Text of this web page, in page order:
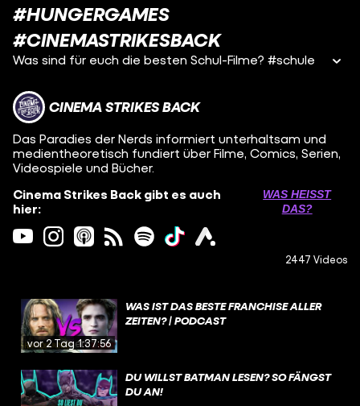
#HUNGERGAMES
#CINEMASTRIKESBACK
Was sind für euch die besten Schul-Filme? #schule
CINEMA STRIKES BACK
Das Paradies der Nerds informiert unterhaltsam und
medientheoretisch fundiert über Filme, Comics, Serien,
Videospiele und Bücher.
Cinema Strikes Back gibt es auch
hier:
WAS HEISST D
AS?
2447 Videos
vor 2 Tagen1:37:56
WAS IST DAS BESTE FRANCHISE ALLER
ZEITEN? | PODCAST
DU WILLST BATMAN LESEN? SO FÄNGST
DU AN!